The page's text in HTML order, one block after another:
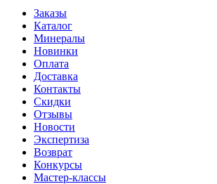
Заказы
Каталог
Минералы
Новинки
Оплата
Доставка
Контакты
Скидки
Отзывы
Новости
Экспертиза
Возврат
Конкурсы
Мастер-классы